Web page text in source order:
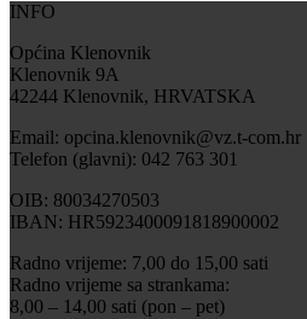
INFO
Općina Klenovnik
Klenovnik 9A
42244 Klenovnik, HRVATSKA
Email: opcina.klenovnik@vz.t-com.hr
Telefon (glavni): 042 763 301
OIB: 80034270503
IBAN: HR5923400091818900002
Radno vrijeme: 7,00 do 15,00 sati
Radno vrijeme sa strankama:
8,00 – 14,00 sati (pon – pet)